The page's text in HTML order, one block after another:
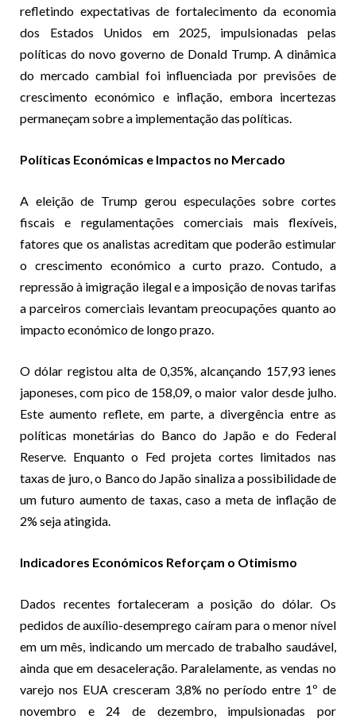
refletindo expectativas de fortalecimento da economia
dos Estados Unidos em 2025, impulsionadas pelas
políticas do novo governo de Donald Trump. A dinâmica
do mercado cambial foi influenciada por previsões de
crescimento económico e inflação, embora incertezas
permaneçam sobre a implementação das políticas.
Políticas Económicas e Impactos no Mercado
A eleição de Trump gerou especulações sobre cortes
fiscais e regulamentações comerciais mais flexíveis,
fatores que os analistas acreditam que poderão estimular
o crescimento económico a curto prazo. Contudo, a
repressão à imigração ilegal e a imposição de novas tarifas
a parceiros comerciais levantam preocupações quanto ao
impacto económico de longo prazo.
O dólar registou alta de 0,35%, alcançando 157,93 ienes
japoneses, com pico de 158,09, o maior valor desde julho.
Este aumento reflete, em parte, a divergência entre as
políticas monetárias do Banco do Japão e do Federal
Reserve. Enquanto o Fed projeta cortes limitados nas
taxas de juro, o Banco do Japão sinaliza a possibilidade de
um futuro aumento de taxas, caso a meta de inflação de
2% seja atingida.
Indicadores Económicos Reforçam o Otimismo
Dados recentes fortaleceram a posição do dólar. Os
pedidos de auxílio-desemprego caíram para o menor nível
em um mês, indicando um mercado de trabalho saudável,
ainda que em desaceleração. Paralelamente, as vendas no
varejo nos EUA cresceram 3,8% no período entre 1º de
novembro e 24 de dezembro, impulsionadas por